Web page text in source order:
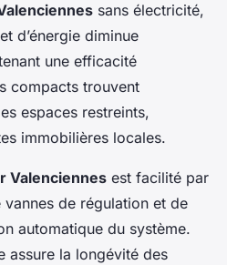
sans électricité,
d’énergie diminue
une efficacité
compacts trouvent
espaces restreints,
immobilières locales.
Valenciennes est facilité par
de régulation et de
automatique du système.
assure la longévité des